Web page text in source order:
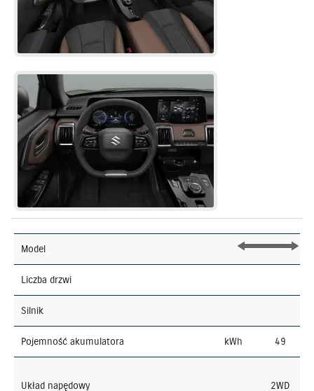
Model
Liczba drzwi
Silnik
Pojemność akumulatora kWh 49
Układ napędowy 2WD